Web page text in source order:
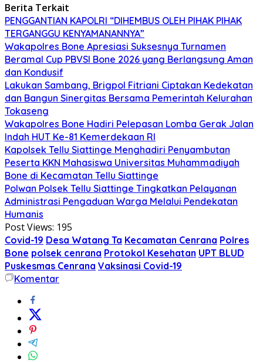
Berita Terkait
PENGGANTIAN KAPOLRI “DIHEMBUS OLEH PIHAK PIHAK
TERGANGGU KENYAMANANNYA”
Wakapolres Bone Apresiasi Suksesnya Turnamen
Beramal Cup PBVSI Bone 2026 yang Berlangsung Aman
dan Kondusif
Lakukan Sambang, Brigpol Fitriani Ciptakan Kedekatan
dan Bangun Sinergitas Bersama Pemerintah Kelurahan
Tokaseng
Wakapolres Bone Hadiri Pelepasan Lomba Gerak Jalan
Indah HUT Ke-81 Kemerdekaan RI
Kapolsek Tellu Siattinge Menghadiri Penyambutan
Peserta KKN Mahasiswa Universitas Muhammadiyah
Bone di Kecamatan Tellu Siattinge
Polwan Polsek Tellu Siattinge Tingkatkan Pelayanan
Administrasi Pengaduan Warga Melalui Pendekatan
Humanis
Post Views: 195
Covid-19 Desa Watang Ta Kecamatan Cenrana Polres
Bone polsek cenrana Protokol Kesehatan UPT BLUD
Puskesmas Cenrana Vaksinasi Covid-19
Komentar